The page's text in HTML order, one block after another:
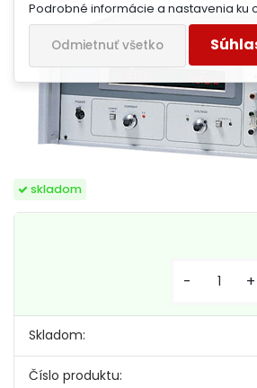
Podrobné informácie a nastavenia ku
Odmietnuť všetko
skladom
Skladom:
Číslo produktu:
- +